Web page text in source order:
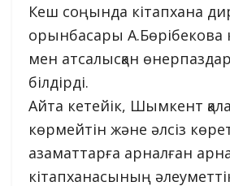
Кеш соңында кітапхана
орынбасары А.Бөрібекова
мен атсалысқан
білдірді.
Айта кетейік, Шымкент
көрмейтін және әлсіз
азаматтарға арналған
кітапханасының